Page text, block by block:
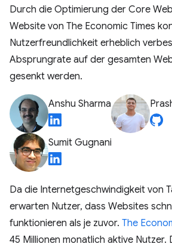
Durch die Optimierung der Core
Website von The Economic Times
Nutzerfreundlichkeit erheblich
Absprungrate auf der gesamten
gesenkt werden.
Anshu Sharma
Sumit Gugnani
Da die Internetgeschwindigkeit von
erwarten Nutzer, dass Websites
funktionieren als je zuvor. The
45 Millionen monatlich aktive Nutzer.